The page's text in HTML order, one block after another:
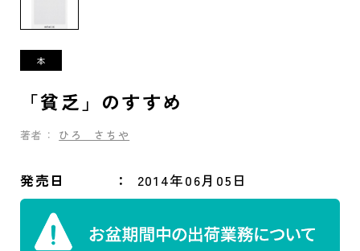
「貧乏」のすすめ
著者： ひろ さちや
発売日 2014年06月05日